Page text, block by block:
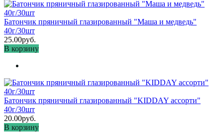
Батончик пряничный глазированный "Маша и медведь"
40г/30шт
25.00руб.
В корзину
Батончик пряничный глазированный "KIDDAY ассорти"
40г/30шт
20.00руб.
В корзину